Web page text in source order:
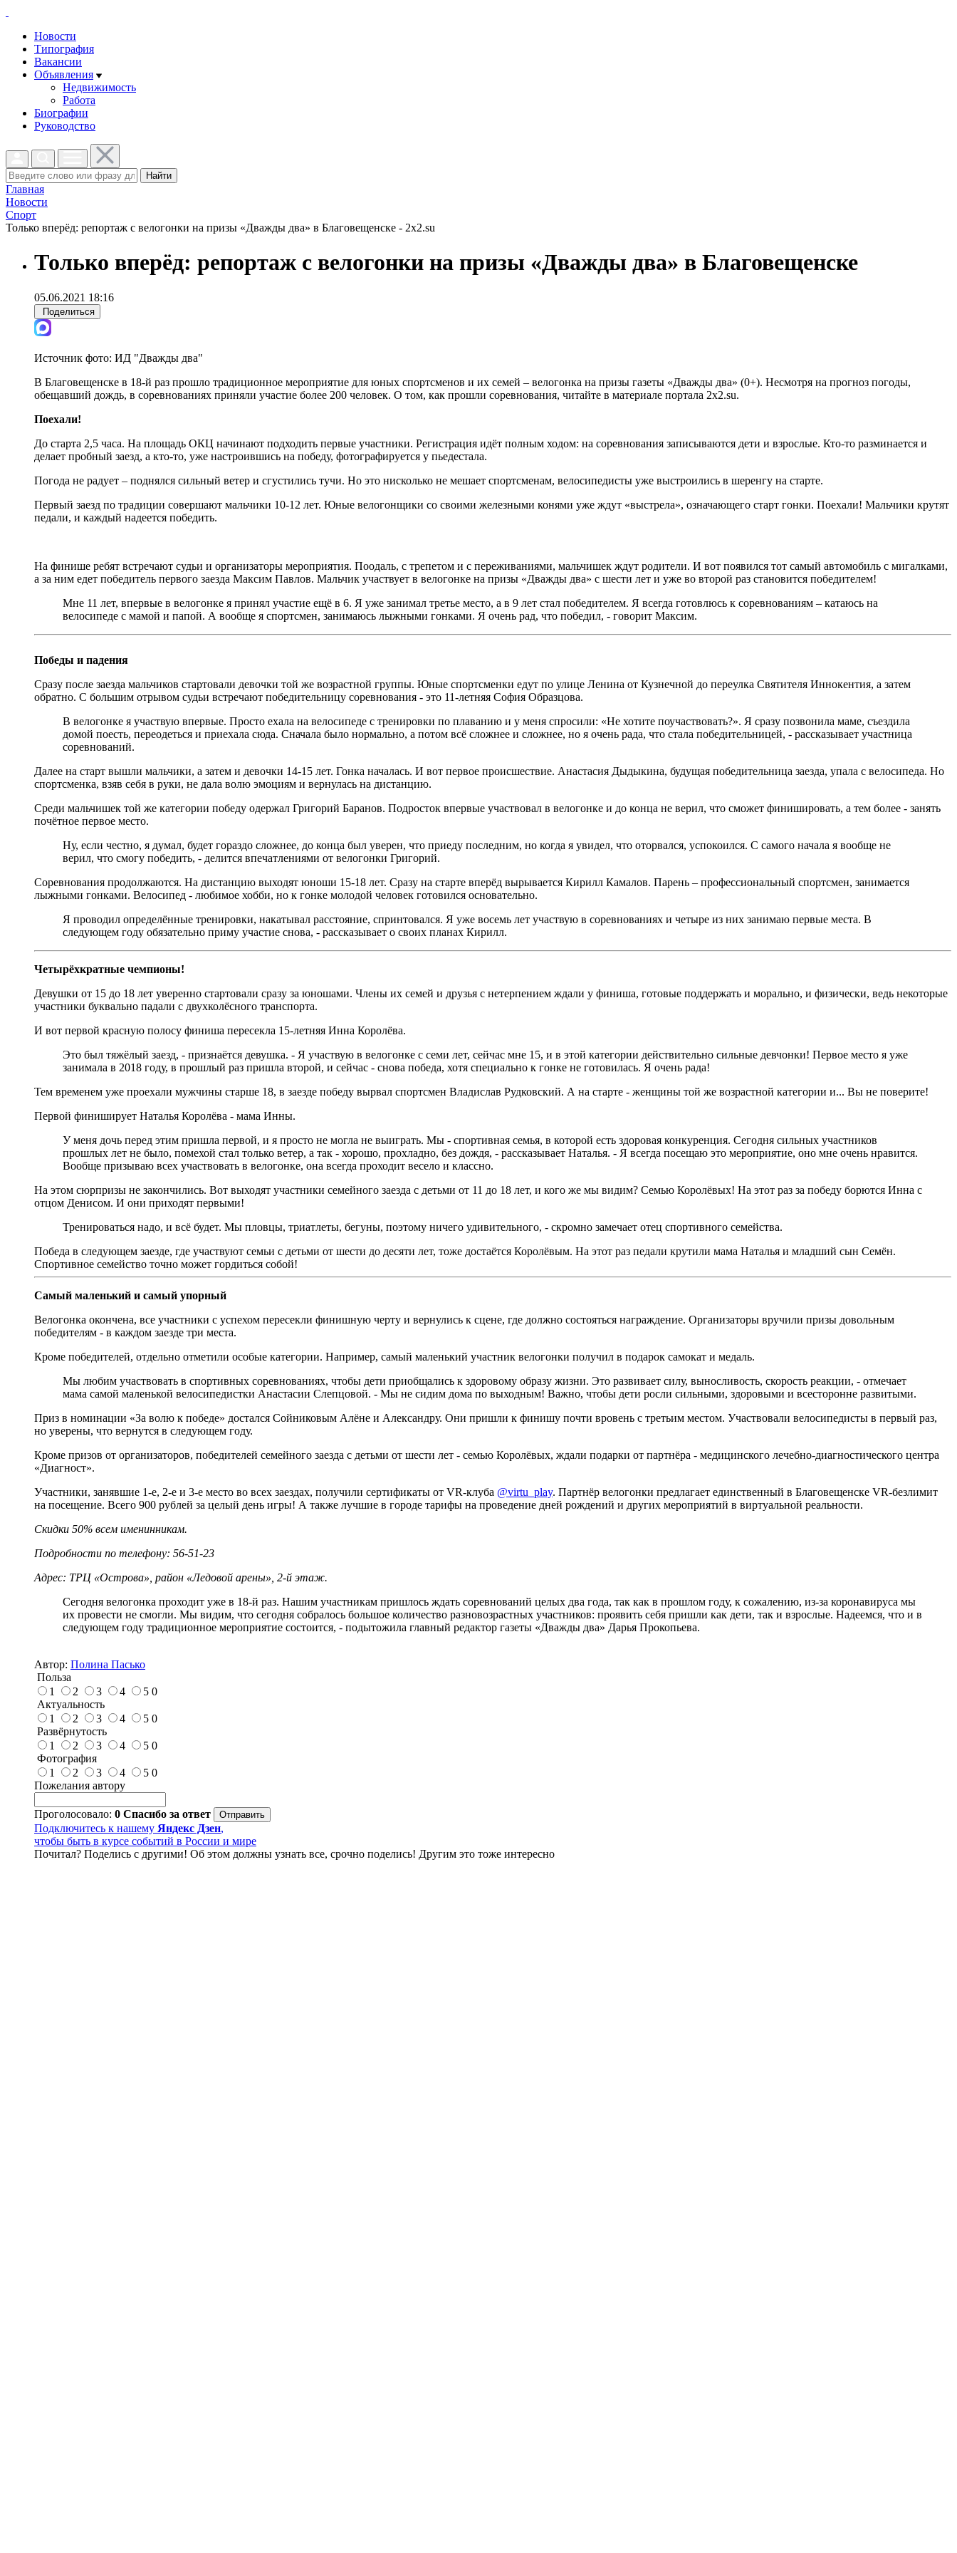
Новости
Типография
Вакансии
Объявления
Недвижимость
Работа
Биографии
Руководство
Найти
Главная
Новости
Спорт
Только вперёд: репортаж с велогонки на призы «Дважды два» в Благовещенске - 2x2.su
Только вперёд: репортаж с велогонки на призы «Дважды два» в Благовещенске
05.06.2021 18:16
Поделиться
Источник фото: ИД "Дважды два"
В Благовещенске в 18-й раз прошло традиционное мероприятие для юных спортсменов и их семей – велогонка на призы газеты «Дважды два» (0+). Несмотря на прогноз погоды,
обещавший дождь, в соревнованиях приняли участие более 200 человек. О том, как прошли соревнования, читайте в материале портала 2x2.su.
Поехали!
До старта 2,5 часа. На площадь ОКЦ начинают подходить первые участники. Регистрация идёт полным ходом: на соревнования записываются дети и взрослые. Кто-то разминается и
делает пробный заезд, а кто-то, уже настроившись на победу, фотографируется у пьедестала.
Погода не радует – поднялся сильный ветер и сгустились тучи. Но это нисколько не мешает спортсменам, велосипедисты уже выстроились в шеренгу на старте.
Первый заезд по традиции совершают мальчики 10-12 лет. Юные велогонщики со своими железными конями уже ждут «выстрела», означающего старт гонки. Поехали! Мальчики крутят
педали, и каждый надеется победить.
На финише ребят встречают судьи и организаторы мероприятия. Поодаль, с трепетом и с переживаниями, мальчишек ждут родители. И вот появился тот самый автомобиль с мигалками,
а за ним едет победитель первого заезда Максим Павлов. Мальчик участвует в велогонке на призы «Дважды два» с шести лет и уже во второй раз становится победителем!
Мне 11 лет, впервые в велогонке я принял участие ещё в 6. Я уже занимал третье место, а в 9 лет стал победителем. Я всегда готовлюсь к соревнованиям – катаюсь на
велосипеде с мамой и папой. А вообще я спортсмен, занимаюсь лыжными гонками. Я очень рад, что победил, - говорит Максим.
Победы и падения
Сразу после заезда мальчиков стартовали девочки той же возрастной группы. Юные спортсменки едут по улице Ленина от Кузнечной до переулка Святителя Иннокентия, а затем
обратно. С большим отрывом судьи встречают победительницу соревнования - это 11-летняя София Образцова.
В велогонке я участвую впервые. Просто ехала на велосипеде с тренировки по плаванию и у меня спросили: «Не хотите поучаствовать?». Я сразу позвонила маме, съездила
домой поесть, переодеться и приехала сюда. Сначала было нормально, а потом всё сложнее и сложнее, но я очень рада, что стала победительницей, - рассказывает участница
соревнований.
Далее на старт вышли мальчики, а затем и девочки 14-15 лет. Гонка началась. И вот первое происшествие. Анастасия Дыдыкина, будущая победительница заезда, упала с велосипеда. Но
спортсменка, взяв себя в руки, не дала волю эмоциям и вернулась на дистанцию.
Среди мальчишек той же категории победу одержал Григорий Баранов. Подросток впервые участвовал в велогонке и до конца не верил, что сможет финишировать, а тем более - занять
почётное первое место.
Ну, если честно, я думал, будет гораздо сложнее, до конца был уверен, что приеду последним, но когда я увидел, что оторвался, успокоился. С самого начала я вообще не
верил, что смогу победить, - делится впечатлениями от велогонки Григорий.
Соревнования продолжаются. На дистанцию выходят юноши 15-18 лет. Сразу на старте вперёд вырывается Кирилл Камалов. Парень – профессиональный спортсмен, занимается
лыжными гонками. Велосипед - любимое хобби, но к гонке молодой человек готовился основательно.
Я проводил определённые тренировки, накатывал расстояние, спринтовался. Я уже восемь лет участвую в соревнованиях и четыре из них занимаю первые места. В
следующем году обязательно приму участие снова, - рассказывает о своих планах Кирилл.
Четырёхкратные чемпионы!
Девушки от 15 до 18 лет уверенно стартовали сразу за юношами. Члены их семей и друзья с нетерпением ждали у финиша, готовые поддержать и морально, и физически, ведь некоторые
участники буквально падали с двухколёсного транспорта.
И вот первой красную полосу финиша пересекла 15-летняя Инна Королёва.
Это был тяжёлый заезд, - признаётся девушка. - Я участвую в велогонке с семи лет, сейчас мне 15, и в этой категории действительно сильные девчонки! Первое место я уже
занимала в 2018 году, в прошлый раз пришла второй, и сейчас - снова победа, хотя специально к гонке не готовилась. Я очень рада!
Тем временем уже проехали мужчины старше 18, в заезде победу вырвал спортсмен Владислав Рудковский. А на старте - женщины той же возрастной категории и... Вы не поверите!
Первой финиширует Наталья Королёва - мама Инны.
У меня дочь перед этим пришла первой, и я просто не могла не выиграть. Мы - спортивная семья, в которой есть здоровая конкуренция. Сегодня сильных участников
прошлых лет не было, помехой стал только ветер, а так - хорошо, прохладно, без дождя, - рассказывает Наталья. - Я всегда посещаю это мероприятие, оно мне очень нравится.
Вообще призываю всех участвовать в велогонке, она всегда проходит весело и классно.
На этом сюрпризы не закончились. Вот выходят участники семейного заезда с детьми от 11 до 18 лет, и кого же мы видим? Семью Королёвых! На этот раз за победу борются Инна с
отцом Денисом. И они приходят первыми!
Тренироваться надо, и всё будет. Мы пловцы, триатлеты, бегуны, поэтому ничего удивительного, - скромно замечает отец спортивного семейства.
Победа в следующем заезде, где участвуют семьи с детьми от шести до десяти лет, тоже достаётся Королёвым. На этот раз педали крутили мама Наталья и младший сын Семён.
Спортивное семейство точно может гордиться собой!
Самый маленький и самый упорный
Велогонка окончена, все участники с успехом пересекли финишную черту и вернулись к сцене, где должно состояться награждение. Организаторы вручили призы довольным
победителям - в каждом заезде три места.
Кроме победителей, отдельно отметили особые категории. Например, самый маленький участник велогонки получил в подарок самокат и медаль.
Мы любим участвовать в спортивных соревнованиях, чтобы дети приобщались к здоровому образу жизни. Это развивает силу, выносливость, скорость реакции, - отмечает
мама самой маленькой велосипедистки Анастасии Слепцовой. - Мы не сидим дома по выходным! Важно, чтобы дети росли сильными, здоровыми и всесторонне развитыми.
Приз в номинации «За волю к победе» достался Сойниковым Алёне и Александру. Они пришли к финишу почти вровень с третьим местом. Участвовали велосипедисты в первый раз,
но уверены, что вернутся в следующем году.
Кроме призов от организаторов, победителей семейного заезда с детьми от шести лет - семью Королёвых, ждали подарки от партнёра - медицинского лечебно-диагностического центра
«Диагност».
Участники, занявшие 1-е, 2-е и 3-е место во всех заездах, получили сертификаты от VR-клуба @virtu_play. Партнёр велогонки предлагает единственный в Благовещенске VR-безлимит
на посещение. Всего 900 рублей за целый день игры! А также лучшие в городе тарифы на проведение дней рождений и других мероприятий в виртуальной реальности.
Скидки 50% всем именинникам.
Подробности по телефону: 56-51-23
Адрес: ТРЦ «Острова», район «Ледовой арены», 2-й этаж.
Сегодня велогонка проходит уже в 18-й раз. Нашим участникам пришлось ждать соревнований целых два года, так как в прошлом году, к сожалению, из-за коронавируса мы
их провести не смогли. Мы видим, что сегодня собралось большое количество разновозрастных участников: проявить себя пришли как дети, так и взрослые. Надеемся, что и в
следующем году традиционное мероприятие состоится, - подытожила главный редактор газеты «Дважды два» Дарья Прокопьева.
Автор: Полина Пасько
Польза
1
2 3 4 5 0
Актуальность
1
2 3 4 5 0
Развёрнутость
1
2 3 4 5 0
Фотография
1
2 3 4 5 0
Пожелания автору
Проголосовало: 0 Спасибо за ответ
Подключитесь к нашему Яндекс Дзен,
чтобы быть в курсе событий в России и мире
Почитал? Поделись с другими! Об этом должны узнать все, срочно поделись! Другим это тоже интересно